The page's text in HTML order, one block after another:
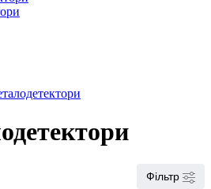
Фільтр